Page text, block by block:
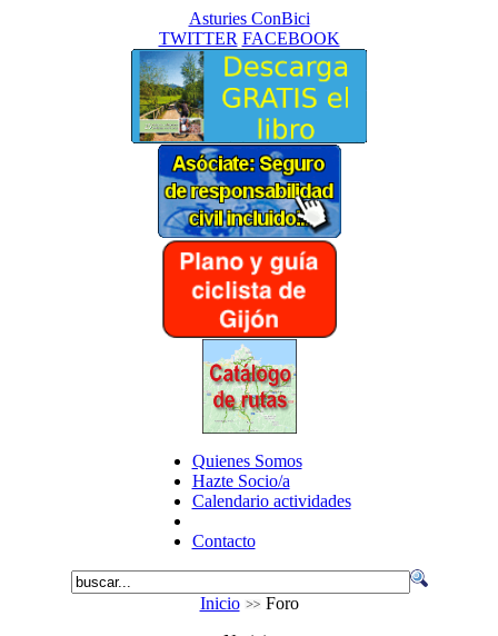
Asturies ConBici
TWITTER FACEBOOK
Quienes Somos
Hazte Socio/a
Calendario actividades
Contacto
Inicio
Foro